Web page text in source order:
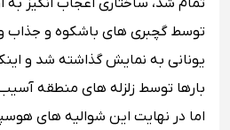
توسط گچبری های باشکوه و
‏یونانی به نمایش گذاشته شد و
بارها توسط زلزله های منطقه
اما در نهایت این شوالیه های